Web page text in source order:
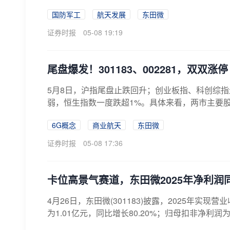
国防军工 航天发展
东田微
证券时报
05-08 19:19
尾盘爆发！301183、002281，双双涨停
5月8日，沪指尾盘止跌回升；创业板指、科创综
弱，恒生指数一度跌超1%。具体来看，两市主要
6G概念 商业航天
东田微
证券时报
05-08 17:36
卡位高景气赛道，东田微2025年净利润
4月26日，东田微(301183)披露，2025年实现营
为1.01亿元，同比增长80.20%；归母扣非净利润